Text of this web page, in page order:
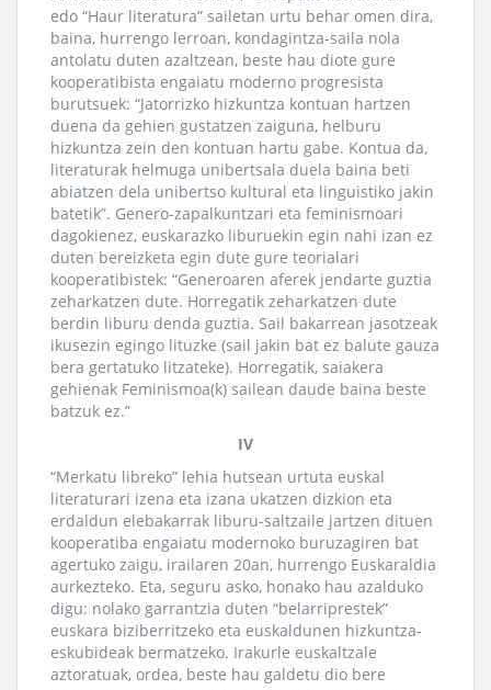
edo “Haur literatura” sailetan urtu behar omen dira,
baina, hurrengo lerroan, kondagintza-saila nola
antolatu duten azaltzean, beste hau diote gure
kooperatibista engaiatu moderno progresista
burutsuek: “Jatorrizko hizkuntza kontuan hartzen
duena da gehien gustatzen zaiguna, helburu
hizkuntza zein den kontuan hartu gabe. Kontua da,
literaturak helmuga unibertsala duela baina beti
abiatzen dela unibertso kultural eta linguistiko jakin
batetik”. Genero-zapalkuntzari eta feminismoari
dagokienez, euskarazko liburuekin egin nahi izan ez
duten bereizketa egin dute gure teorialari
kooperatibistek: “Generoaren aferek jendarte guztia
zeharkatzen dute. Horregatik zeharkatzen dute
berdin liburu denda guztia. Sail bakarrean jasotzeak
ikusezin egingo lituzke (sail jakin bat ez balute gauza
bera gertatuko litzateke). Horregatik, saiakera
gehienak Feminismoa(k) sailean daude baina beste
batzuk ez.”
IV
“Merkatu libreko” lehia hutsean urtuta euskal
literaturari izena eta izana ukatzen dizkion eta
erdaldun elebakarrak liburu-saltzaile jartzen dituen
kooperatiba engaiatu modernoko buruzagiren bat
agertuko zaigu, irailaren 20an, hurrengo Euskaraldia
aurkezteko. Eta, seguru asko, honako hau azalduko
digu: nolako garrantzia duten “belarriprestek”
euskara biziberritzeko eta euskaldunen hizkuntza-
eskubideak bermatzeko. Irakurle euskaltzale
aztoratuak, ordea, beste hau galdetu dio bere